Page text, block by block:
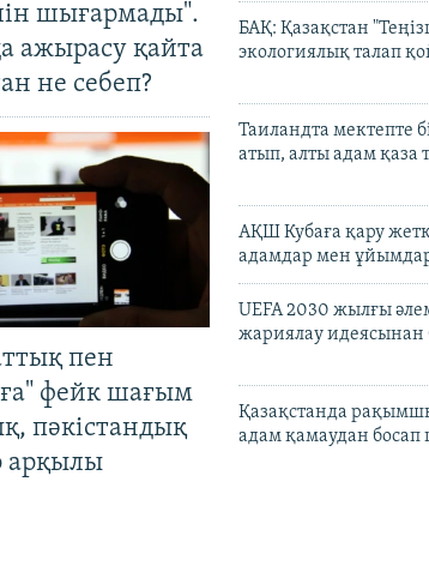
шығармады".
ажырасу қайта
не себеп?
пен
фейк шағым
пәкістандық
арқылы
БАҚ: Қазақстан
экологиялық талап
Таиландта мектепте
атып, алты адам қаза
АҚШ Кубаға қару
адамдар мен
UEFA 2030 жылғы
жариялау идеясынан
Қазақстанда
адам қамаудан